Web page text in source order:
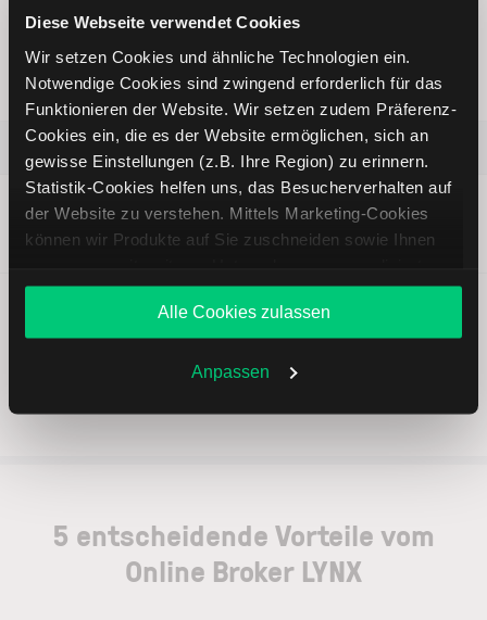
Diese Webseite verwendet Cookies
Wir setzen Cookies und ähnliche Technologien ein.
Notwendige Cookies sind zwingend erforderlich für das
Funktionieren der Website. Wir setzen zudem Präferenz-
Cookies ein, die es der Website ermöglichen, sich an
gewisse Einstellungen (z.B. Ihre Region) zu erinnern.
Statistik-Cookies helfen uns, das Besucherverhalten auf
der Website zu verstehen. Mittels Marketing-Cookies
können wir Produkte auf Sie zuschneiden sowie Ihnen
Angebote unterbreiten. Sie entscheiden, welche Cookies
Sie zulassen oder ablehnen. Ihre Entscheidung können
Sie jederzeit in denCookie-Einstellungenändern.
Weitere Infos auch in unsererDatenschutzerklärung
Alle Cookies zulassen
Anpassen
| Ronald Gehrt| 31.07.2026 |Aktienanalysen
Gültigkeit der Analyse:
1 Woche abgelaufen
Siltronic AG
—
Erwartung
Neutral
Analysepublikation)
74,05 EUR
5 entscheidende Vorteile vom
Online Broker LYNX